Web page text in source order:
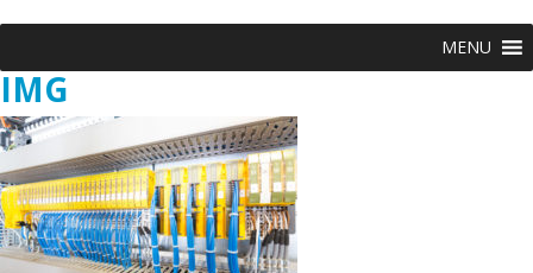
MENU
IMG